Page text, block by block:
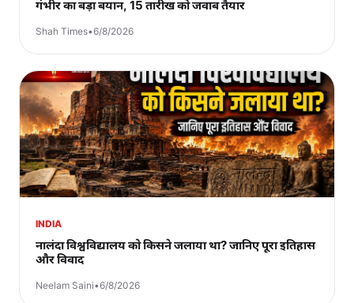
गंभीर का बड़ा बयान, 15 तारीख को जवाब तैयार
Shah Times•6/8/2026
INDIA
नालंदा विश्वविद्यालय को किसने जलाया था? जानिए पूरा इतिहास
और विवाद
Neelam Saini•6/8/2026